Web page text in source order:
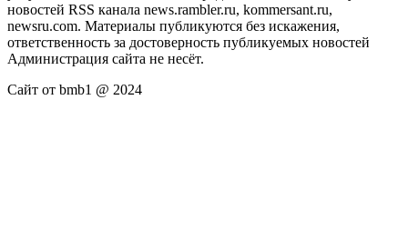
новостей RSS канала news.rambler.ru, kommersant.ru,
newsru.com. Материалы публикуются без искажения,
ответственность за достоверность публикуемых новостей
Администрация сайта не несёт.
Сайт от bmb1 @ 2024